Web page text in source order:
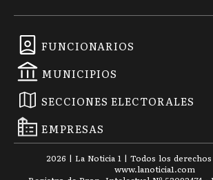
FUNCIONARIOS
MUNICIPIOS
SECCIONES ELECTORALES
EMPRESAS
2026 | La Noticia 1 | Todos los
www.lanoticia1.com